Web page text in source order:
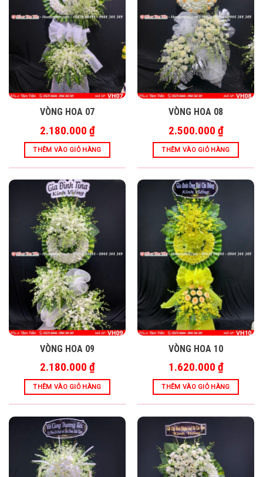
VÒNG HOA 07
2.180.000 ₫
THÊM VÀO GIỎ HÀNG
VÒNG HOA 08
2.500.000 ₫
THÊM VÀO GIỎ HÀNG
VÒNG HOA 09
2.180.000 ₫
THÊM VÀO GIỎ HÀNG
VÒNG HOA 10
1.620.000 ₫
THÊM VÀO GIỎ HÀNG